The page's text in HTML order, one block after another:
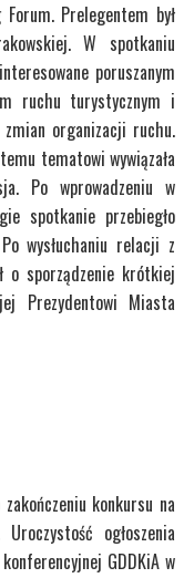
Forum. Prelegentem był
W spotkaniu
poruszanym
ruchu turystycznym i
organizacji ruchu.
tematowi wywiązała
Po wprowadzeniu w
spotkanie przebiegło
wysłuchaniu relacji z
o sporządzenie krótkiej
Prezydentowi Miasta
konkursu na
ogłoszenia
GDDKiA w